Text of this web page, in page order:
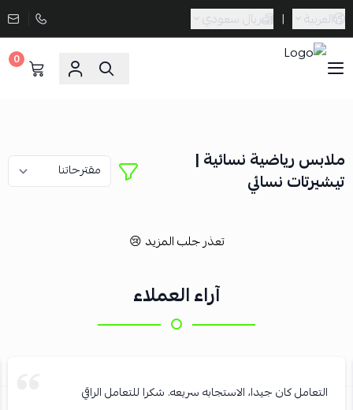
العربية | ريال سعودي
0
ملابس رياضية نسائية |
تيشيرتات نسائي
تعذر جلب المزيد 😢
آراء العملاء
التعامل كان جيدا، الاستجابه سريعه. شكرا للتعامل الراقي